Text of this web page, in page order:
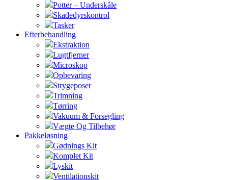
Potter – Underskåle
Skadedyrskontrol
Tasker
Efterbehandling
Ekstraktion
Lugtfjerner
Microskop
Opbevaring
Strygeposer
Trimning
Tørring
Vakuum & Forsegling
Vægte Og Tilbehør
Pakkeløsning
Gødnings Kit
Komplet Kit
Lyskit
Ventilationskit